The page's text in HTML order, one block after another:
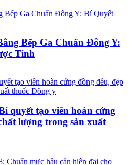
Bếp Ga Chuẩn Đông Y:
Tính
quyết tạo viên hoàn cứng
lượng trong sản xuất